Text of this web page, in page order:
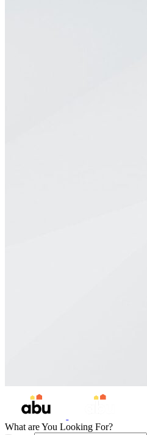
What are You Looking For?